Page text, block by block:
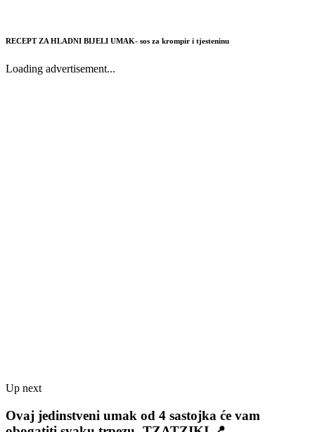
RECEPT ZA HLADNI BIJELI UMAK- sos za krompir i tjesteninu
Loading advertisement...
Up next
Ovaj jedinstveni umak od 4 sastojka će vam